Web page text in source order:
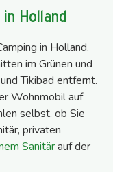
Holland
in Holland.
im Grünen und
Tikibad entfernt.
Wohnmobil auf
selbst, ob Sie
privaten
Sanitärauf der